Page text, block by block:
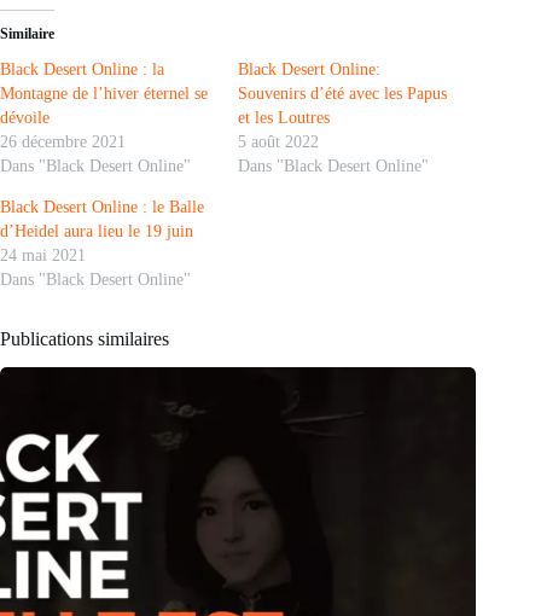
Similaire
Black Desert Online : la
Montagne de l’hiver éternel se
dévoile
26 décembre 2021
Dans "Black Desert Online"
Black Desert Online:
Souvenirs d’été avec les Papus
et les Loutres
5 août 2022
Dans "Black Desert Online"
Black Desert Online : le Balle
d’Heidel aura lieu le 19 juin
24 mai 2021
Dans "Black Desert Online"
Publications similaires